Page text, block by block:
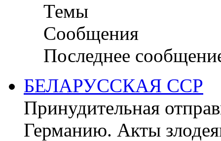
Темы
Сообщения
Последнее
БЕЛАРУССКАЯ ССР
Принудительная
Германию. Акты